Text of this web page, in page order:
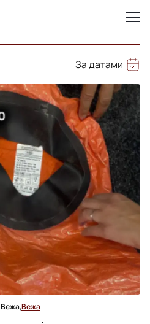
За датами
Вежа,Вежа